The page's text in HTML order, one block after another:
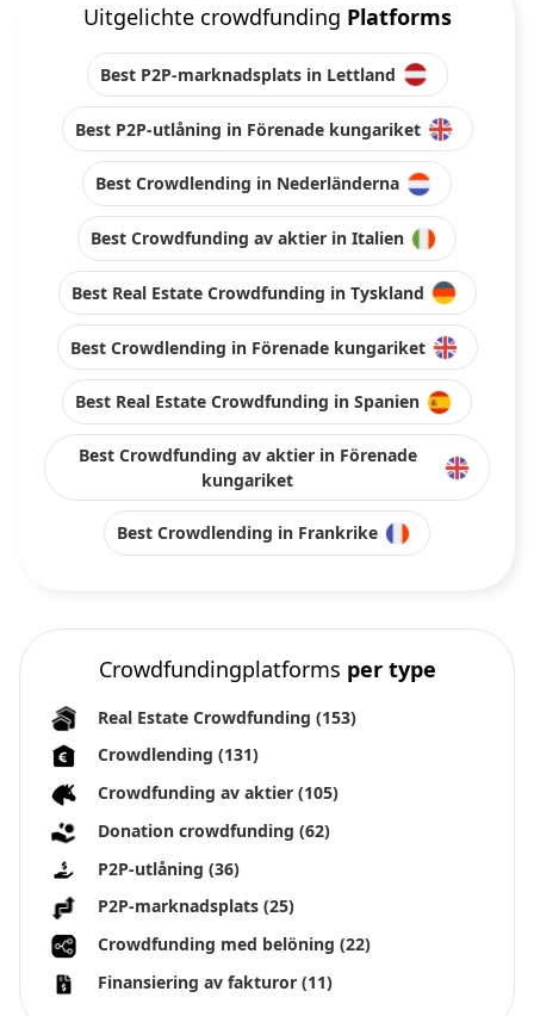
Uitgelichte crowdfunding Platforms
Best P2P-marknadsplats in Lettland
Best P2P-utlåning in Förenade kungariket
Best Crowdlending in Nederländerna
Best Crowdfunding av aktier in Italien
Best Real Estate Crowdfunding in Tyskland
Best Crowdlending in Förenade kungariket
Best Real Estate Crowdfunding in Spanien
Best Crowdfunding av aktier in Förenade
kungariket
Best Crowdlending in Frankrike
Crowdfundingplatforms per type
Real Estate Crowdfunding (153)
Crowdlending (131)
Crowdfunding av aktier (105)
Donation crowdfunding (62)
P2P-utlåning (36)
P2P-marknadsplats (25)
Crowdfunding med belöning (22)
Finansiering av fakturor (11)